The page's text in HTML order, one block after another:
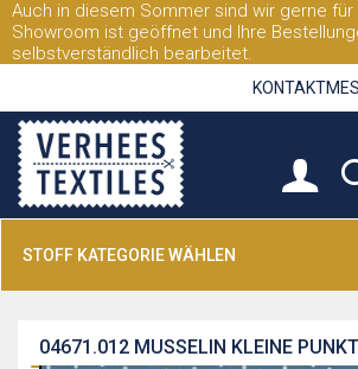
Auch in diesem Sommer sind wir gerne für
Showroom ist geöffnet und Ihre
selbstverständlich bearbeitet.
KONTAKT
STOFF KATEGORIE WÄHLEN
MUSSELIN KLEINE
04671.012